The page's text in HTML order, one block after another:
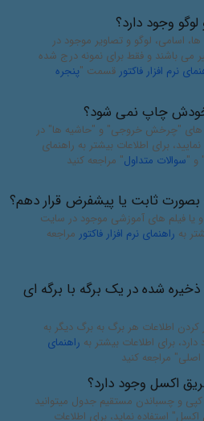
وجود دارد؟
اسامی، لوگو و تصاویر موجود در
می باشند و فقط برای نمونه درج شده
نرم افزار فاکتور قسمت "پنجره
چاپ نمی شود؟
های "چرخش خروجی" و "حاشیه ها" در
برای اطلاعات بیشتر به راهنمای
" و "سوالات متداول" مراجعه کنید
بصورت ثابت یا پیشفرض قرار دهم؟
و یا فیلم های آموزشی موجود در سایت
به راهنمای نرم افزار فاکتور مراجعه
شده در یک برگه با برگه ای
کردن اطلاعات هر برگ به برگ دیگر به
برای اطلاعات بیشتر به راهنمای
مراجعه کنید
اکسل وجود دارد؟
کپی و چسباندن مستقیم جدول میتوانید
اکسل" استفاده نماید، برای اطلاعات